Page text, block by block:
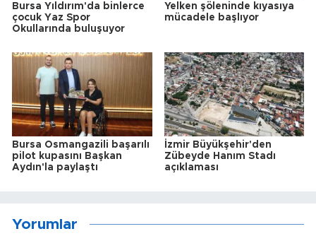
Bursa Yıldırım'da binlerce
çocuk Yaz Spor
Okullarında buluşuyor
Yelken şöleninde kıyasıya
mücadele başlıyor
Bursa Osmangazili başarılı
pilot kupasını Başkan
Aydın'la paylaştı
İzmir Büyükşehir'den
Zübeyde Hanım Stadı
açıklaması
Yorumlar